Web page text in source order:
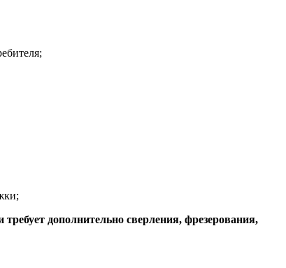
дополнительно сверления, фрезерования,